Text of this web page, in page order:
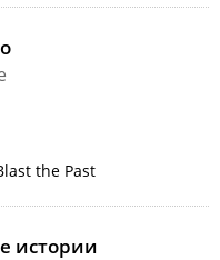
the Past
истории